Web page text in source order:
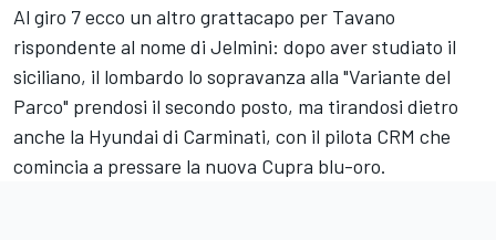
Al giro 7 ecco un altro grattacapo per Tavano
rispondente al nome di Jelmini: dopo aver studiato il
siciliano, il lombardo lo sopravanza alla "Variante del
Parco" prendosi il secondo posto, ma tirandosi dietro
anche la Hyundai di Carminati, con il pilota CRM che
comincia a pressare la nuova Cupra blu-oro.